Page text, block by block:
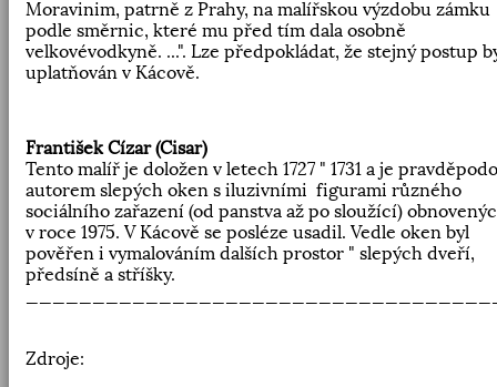
Moravinim, patrně z Prahy, na malířskou výzdobu zámku
podle směrnic, které mu před tím dala osobně
velkovévodkyně. ...". Lze předpokládat, že stejný postup
uplatňován v Kácově.
František Cízar (Cisar)
Tento malíř je doložen v letech 1727 " 1731 a je
autorem slepých oken s iluzivními figurami různého
sociálního zařazení (od panstva až po sloužící)
v roce 1975. V Kácově se posléze usadil. Vedle oken byl
pověřen i vymalováním dalších prostor " slepých dveří,
předsíně a stříšky.
Zdroje: